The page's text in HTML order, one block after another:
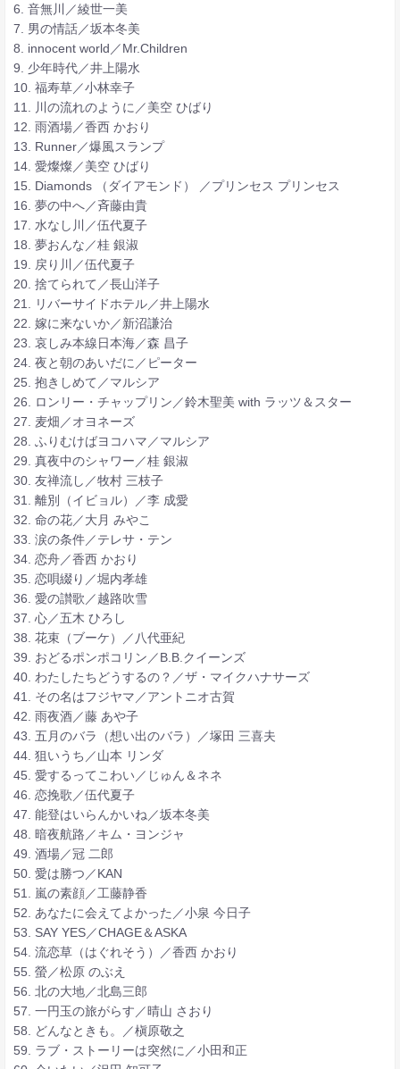
6. 音無川／綾世一美
7. 男の情話／坂本冬美
8. innocent world／Mr.Children
9. 少年時代／井上陽水
10. 福寿草／小林幸子
11. 川の流れのように／美空 ひばり
12. 雨酒場／香西 かおり
13. Runner／爆風スランプ
14. 愛燦燦／美空 ひばり
15. Diamonds （ダイアモンド） ／プリンセス プリンセス
16. 夢の中へ／斉藤由貴
17. 水なし川／伍代夏子
18. 夢おんな／桂 銀淑
19. 戻り川／伍代夏子
20. 捨てられて／長山洋子
21. リバーサイドホテル／井上陽水
22. 嫁に来ないか／新沼謙治
23. 哀しみ本線日本海／森 昌子
24. 夜と朝のあいだに／ピーター
25. 抱きしめて／マルシア
26. ロンリー・チャップリン／鈴木聖美 with ラッツ＆スター
27. 麦畑／オヨネーズ
28. ふりむけばヨコハマ／マルシア
29. 真夜中のシャワー／桂 銀淑
30. 友禅流し／牧村 三枝子
31. 離別（イビョル）／李 成愛
32. 命の花／大月 みやこ
33. 涙の条件／テレサ・テン
34. 恋舟／香西 かおり
35. 恋唄綴り／堀内孝雄
36. 愛の讃歌／越路吹雪
37. 心／五木 ひろし
38. 花束（ブーケ）／八代亜紀
39. おどるポンポコリン／B.B.クイーンズ
40. わたしたちどうするの？／ザ・マイクハナサーズ
41. その名はフジヤマ／アントニオ古賀
42. 雨夜酒／藤 あや子
43. 五月のバラ（想い出のバラ）／塚田 三喜夫
44. 狙いうち／山本 リンダ
45. 愛するってこわい／じゅん＆ネネ
46. 恋挽歌／伍代夏子
47. 能登はいらんかいね／坂本冬美
48. 暗夜航路／キム・ヨンジャ
49. 酒場／冠 二郎
50. 愛は勝つ／KAN
51. 嵐の素顔／工藤静香
52. あなたに会えてよかった／小泉 今日子
53. SAY YES／CHAGE＆ASKA
54. 流恋草（はぐれそう）／香西 かおり
55. 螢／松原 のぶえ
56. 北の大地／北島三郎
57. 一円玉の旅がらす／晴山 さおり
58. どんなときも。／槇原敬之
59. ラブ・ストーリーは突然に／小田和正